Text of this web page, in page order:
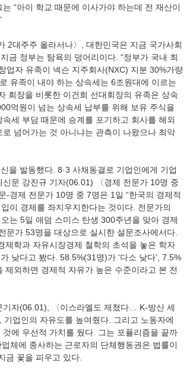
“아이 학교 때문에 이사가야 하는데 전 재산이
금 정부는 탐욕의 덩어리이다. “정부가 국내 최
업자 유족이 넥슨 지주회사(NXC) 지분 30%가량
유족이 내야 하는 상속세는 6조원대에 이르는
회장을 비롯한 이건희 선대회장의 유족은 상속
억원이 넘는 상속세 납부를 위해 보유 주식을
세 부담 때문에 승계를 포기하고 회사를 해외
넘어가는 것 아니냐는 관측이 나왔으나 최악
문 강진규 기자(06.01) 〈경제 전문가 10명 중
경제 전문가 10명 중 7명은 1일 “한국의 경제적
이 경제를 좌지우지한다는 것이다. 전문가의
는 5일 애덤 스미스 탄생 300주년을 맞아 경제
문가 53명을 대상으로 실시한 설문조사에서다.
제학과 자유시장경제 철학의 초석을 놓은 학자
낮다고 봤다. 58.5%(31명)가 ‘다소 낮다’, 7.5%
제외하면 경제적 자유가 높은 수준이라고 본 전
업인의 자유도를 높여줬다. 그리고 노동자에
에 우선적 가치를 뒀다. 그는 포퓰리즘을 끝까
체에 종사하는 근로자의 단체행동권은 법률이
금 꽃을 피우고 있다.